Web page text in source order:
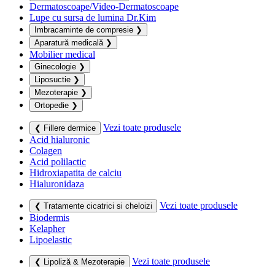
Dermatoscoape/Video-Dermatoscoape
Lupe cu sursa de lumina Dr.Kim
Imbracaminte de compresie ❯
Aparatură medicală ❯
Mobilier medical
Ginecologie ❯
Liposuctie ❯
Mezoterapie ❯
Ortopedie ❯
❮ Fillere dermice
Vezi toate produsele
Acid hialuronic
Colagen
Acid polilactic
Hidroxiapatita de calciu
Hialuronidaza
❮ Tratamente cicatrici si cheloizi
Vezi toate produsele
Biodermis
Kelapher
Lipoelastic
❮ Lipoliză & Mezoterapie
Vezi toate produsele